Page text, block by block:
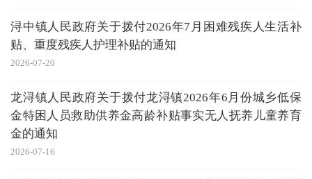
浔中镇人民政府关于拨付2026年7月困难残疾人生活补
贴、重度残疾人护理补贴的通知
2026-07-20
龙浔镇人民政府关于拨付龙浔镇2026年6月份城乡低保
金特困人员救助供养金高龄补贴事实无人抚养儿童养育
金的通知
2026-07-16